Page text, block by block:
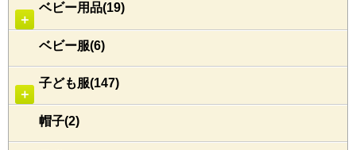
＋
ベビー用品(19)
ベビー服(6)
＋
子ども服(147)
帽子(2)